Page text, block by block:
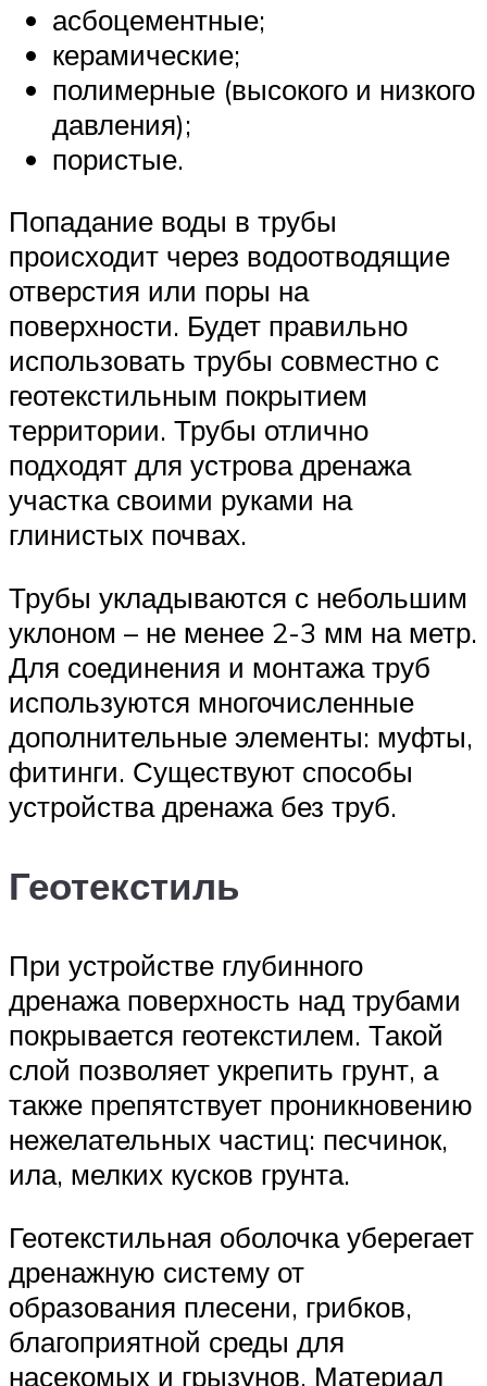
асбоцементные;
керамические;
полимерные (высокого и низкого
давления);
пористые.
Попадание воды в трубы
происходит через водоотводящие
отверстия или поры на
поверхности. Будет правильно
использовать трубы совместно с
геотекстильным покрытием
территории. Трубы отлично
подходят для устрова дренажа
участка своими руками на
глинистых почвах.
Трубы укладываются с небольшим
уклоном – не менее 2-3 мм на метр.
Для соединения и монтажа труб
используются многочисленные
дополнительные элементы: муфты,
фитинги. Существуют способы
устройства дренажа без труб.
Геотекстиль
При устройстве глубинного
дренажа поверхность над трубами
покрывается геотекстилем. Такой
слой позволяет укрепить грунт, а
также препятствует проникновению
нежелательных частиц: песчинок,
ила, мелких кусков грунта.
Геотекстильная оболочка уберегает
дренажную систему от
образования плесени, грибков,
благоприятной среды для
насекомых и грызунов. Материал